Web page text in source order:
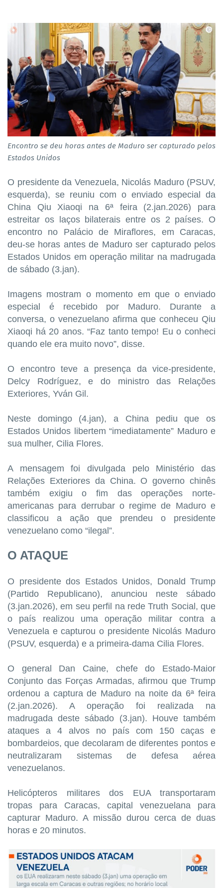
Encontro se deu horas antes de Maduro ser capturado pelos
Estados Unidos
O presidente da Venezuela, Nicolás Maduro (PSUV,
esquerda), se reuniu com o enviado especial da
China Qiu Xiaoqi na 6ª feira (2.jan.2026) para
estreitar os laços bilaterais entre os 2 países. O
encontro no Palácio de Miraflores, em Caracas,
deu-se horas antes de Maduro ser capturado pelos
Estados Unidos em operação militar na madrugada
de sábado (3.jan).
Imagens mostram o momento em que o enviado
especial é recebido por Maduro. Durante a
conversa, o venezuelano afirma que conheceu Qiu
Xiaoqi há 20 anos. “Faz tanto tempo! Eu o conheci
quando ele era muito novo”, disse.
O encontro teve a presença da vice-presidente,
Delcy Rodríguez, e do ministro das Relações
Exteriores, Yván Gil.
Neste domingo (4.jan), a China pediu que os
Estados Unidos libertem “imediatamente” Maduro e
sua mulher, Cilia Flores.
A mensagem foi divulgada pelo Ministério das
Relações Exteriores da China. O governo chinês
também exigiu o fim das operações norte-
americanas para derrubar o regime de Maduro e
classificou a ação que prendeu o presidente
venezuelano como “ilegal”.
O ATAQUE
O presidente dos Estados Unidos, Donald Trump
(Partido Republicano), anunciou neste sábado
(3.jan.2026), em seu perfil na rede Truth Social, que
o país realizou uma operação militar contra a
Venezuela e capturou o presidente Nicolás Maduro
(PSUV, esquerda) e a primeira-dama Cilia Flores.
O general Dan Caine, chefe do Estado-Maior
Conjunto das Forças Armadas, afirmou que Trump
ordenou a captura de Maduro na noite da 6ª feira
(2.jan.2026). A operação foi realizada na
madrugada deste sábado (3.jan). Houve também
ataques a 4 alvos no país com 150 caças e
bombardeios, que decolaram de diferentes pontos e
neutralizaram sistemas de defesa aérea
venezuelanos.
Helicópteros militares dos EUA transportaram
tropas para Caracas, capital venezuelana para
capturar Maduro. A missão durou cerca de duas
horas e 20 minutos.